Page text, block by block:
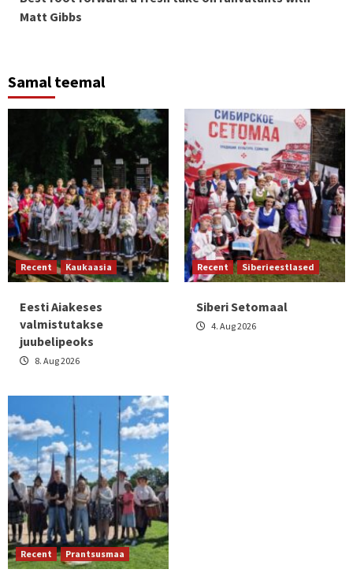
Reading
Matt Gibbs
Samal teemal
Recent Kaukaasia
Eesti Aiakeses
valmistutakse
juubelipeoks
8. Aug 2026
Recent Siberieestlased
Siberi Setomaal
4. Aug 2026
Recent Prantsusmaa